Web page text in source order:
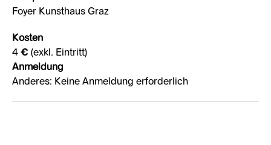
Foyer Kunsthaus Graz
Kosten
4 € (exkl. Eintritt)
Anmeldung
Anderes: Keine Anmeldung erforderlich